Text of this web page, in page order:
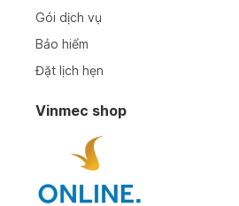
Gói dịch vụ
Bảo hiểm
Đặt lịch hẹn
Vinmec shop